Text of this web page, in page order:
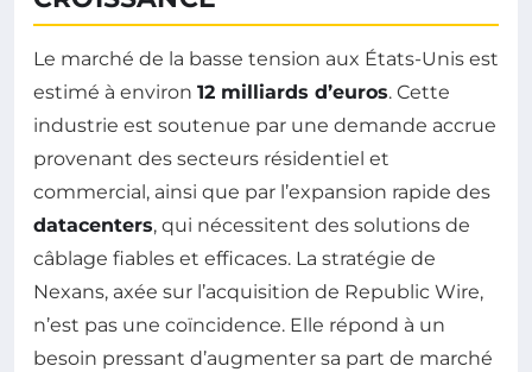
Le marché de la basse tension aux États-Unis est
estimé à environ 12 milliards d’euros. Cette
industrie est soutenue par une demande accrue
provenant des secteurs résidentiel et
commercial, ainsi que par l’expansion rapide des
datacenters, qui nécessitent des solutions de
câblage fiables et efficaces. La stratégie de
Nexans, axée sur l’acquisition de Republic Wire,
n’est pas une coïncidence. Elle répond à un
besoin pressant d’augmenter sa part de marché